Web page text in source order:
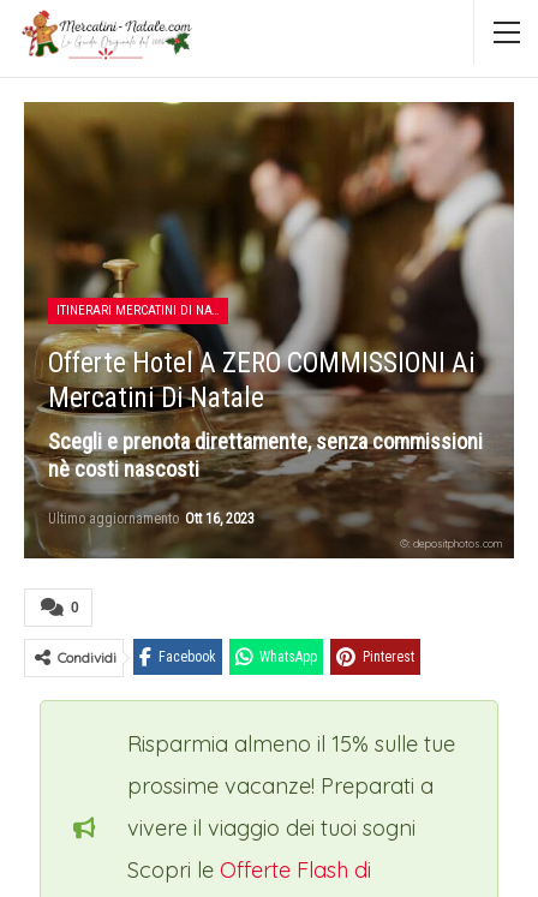
ITINERARI MERCATINI DI NATALE
Offerte Hotel A ZERO COMMISSIONI Ai
Mercatini Di Natale
Scegli e prenota direttamente, senza commissioni
nè costi nascosti
Ultimo aggiornamento Ott 16, 2023
©: depositphotos.com
0
Condividi Facebook WhatsApp Pinterest
Risparmia almeno il 15% sulle tue
prossime vacanze! Preparati a
vivere il viaggio dei tuoi sogni
Scopri le Offerte Flash di